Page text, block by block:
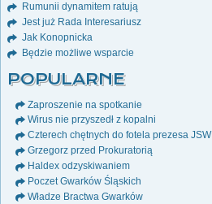
Rumunii dynamitem ratują
Jest już Rada Interesariusz
Jak Konopnicka
Będzie możliwe wsparcie
POPULARNE
Zaproszenie na spotkanie
Wirus nie przyszedł z kopalni
Czterech chętnych do fotela prezesa JSW
Grzegorz przed Prokuratorią
Haldex odzyskiwaniem
Poczet Gwarków Śląskich
Władze Bractwa Gwarków